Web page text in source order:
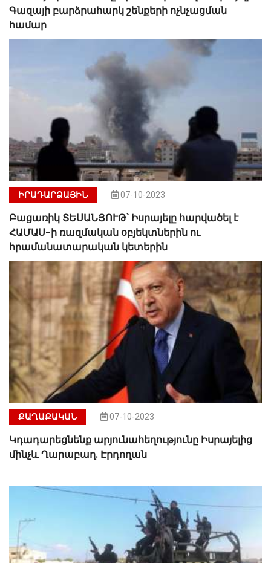
Գազայի բարձրահարկ շենքերի ոչնչացման
համար
ԻՐԱԴԱՐՁԱՅԻՆ 07-10-2023
Բացառիկ ՏԵՍԱՆՅՈՒԹ՝ Իսրայելը հարվածել է
ՀԱՄԱՍ-ի ռազմական օբյեկտներին ու
հրամանատարական կետերին
ՔԱՂԱՔԱԿԱՆ 07-10-2023
Կդադարեցնենք արյունահեղությունը Իսրայելից
մինչև Ղարաբաղ. Էրդողան